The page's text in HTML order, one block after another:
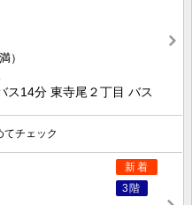
）
ス14分 東寺尾２丁目 バス
てチェック
新着
3階